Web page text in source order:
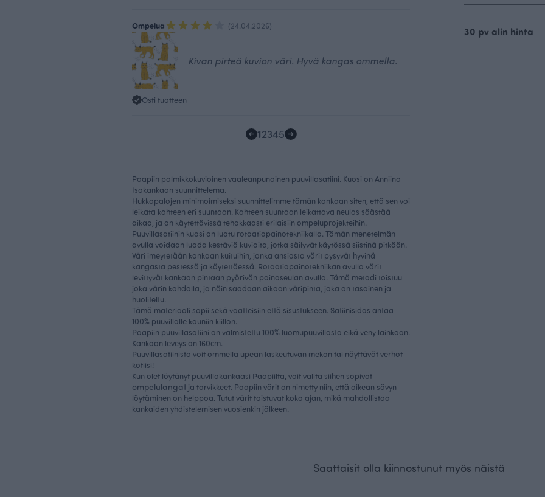
Ompelua (24.04.2026)
Kivan pirteä kuvion väri. Hyvä kangas ommella.
Osti tuotteen
12345
Paapiin palmikkokuvioinen vaaleanpunainen puuvillasatiini. Kuosi on Anniina
Isokankaan suunnittelema.
Hukkapalojen minimoimiseksi suunnittelimme tämän kankaan siten, että sen voi
leikata kahteen eri suuntaan. Kahteen suuntaan leikattava neulos säästää
aikaa, ja on käytettävissä tehokkaasti erilaisiin ompeluprojekteihin.
Puuvillasatiinin kuosi on luotu rotaatiopainotekniikalla. Tämän menetelmän
avulla voidaan luoda kestäviä kuvioita, jotka säilyvät käytössä siistinä pitkään.
Väri imeytetään kankaan kuituihin, jonka ansiosta värit pysyvät hyvinä
kangasta pestessä ja käytettäessä. Rotaatiopainotekniikan avulla värit
levittyvät kankaan pintaan pyörivän painoseulan avulla. Tämä metodi toistuu
joka värin kohdalla, ja näin saadaan aikaan väripinta, joka on tasainen ja
huoliteltu.
Tämä materiaali sopii sekä vaatteisiin että sisustukseen. Satiinisidos antaa
100% puuvillalle kauniin kiillon.
Paapiin puuvillasatiini on valmistettu 100% luomupuuvillasta eikä veny lainkaan.
Kankaan leveys on 160cm.
Puuvillasatiinista voit ommella upean laskeutuvan mekon tai näyttävät verhot
kotiisi!
Kun olet löytänyt puuvillakankaasi Paapiilta, voit valita siihen sopivat
ompelulangat ja tarvikkeet. Paapiin värit on nimetty niin, että oikean sävyn
löytäminen on helppoa. Tutut värit toistuvat koko ajan, mikä mahdollistaa
kankaiden yhdistelemisen vuosienkin jälkeen.
30 pv alin hinta
Saattaisit olla kiinnostunut myös näistä